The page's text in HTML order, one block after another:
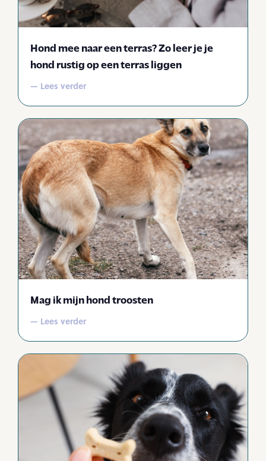
Hond mee naar een terras? Zo leer je je
hond rustig op een terras liggen
— Lees verder
Mag ik mijn hond troosten
— Lees verder